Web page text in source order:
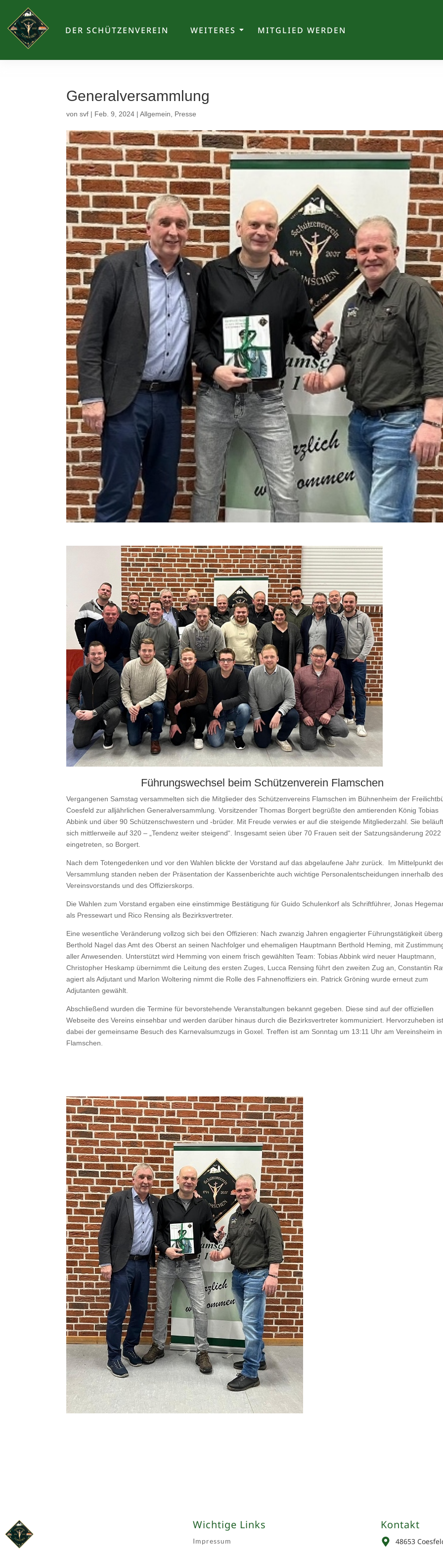
DER SCHÜTZENVEREIN WEITERES MITGLIED WERDEN
Generalversammlung
vonsvf | Feb. 9, 2024 |Allgemein Presse
Führungswechsel beim Schützenverein Flamschen
Vergangenen Samstag versammelten sich die Mitglieder des Schützenvereins Flamschen im Bühnenheim der
Coesfeld zur alljährlichen Generalversammlung. Vorsitzender Thomas Borgert begrüßte den amtierenden König Tobias
Abbink und über 90 Schützenschwestern und -brüder. Mit Freude verwies er auf die steigende Mitgliederzahl. Sie beläuft
sich mittlerweile auf 320 – „Tendenz weiter steigend“. Insgesamt seien über 70 Frauen seit der Satzungsänderung 2022
eingetreten, so Borgert.
Nach dem Totengedenken und vor den Wahlen blickte der Vorstand auf das abgelaufene Jahr zurück. Im Mittelpunkt
Versammlung standen neben der Präsentation der Kassenberichte auch wichtige Personalentscheidungen innerhalb des
Vereinsvorstands und des Offizierskorps.
Die Wahlen zum Vorstand ergaben eine einstimmige Bestätigung für Guido Schulenkorf als Schriftführer, Jonas
als Pressewart und Rico Rensing als Bezirksvertreter.
Eine wesentliche Veränderung vollzog sich bei den Offizieren: Nach zwanzig Jahren engagierter Führungstätigkeit
Berthold Nagel das Amt des Oberst an seinen Nachfolger und ehemaligen Hauptmann Berthold Heming, mit
aller Anwesenden. Unterstützt wird Hemming von einem frisch gewählten Team: Tobias Abbink wird neuer Hauptmann,
Christopher Heskamp übernimmt die Leitung des ersten Zuges, Lucca Rensing führt den zweiten Zug an, Constantin
agiert als Adjutant und Marlon Woltering nimmt die Rolle des Fahnenoffiziers ein. Patrick Gröning wurde erneut zum
Adjutanten gewählt.
Abschließend wurden die Termine für bevorstehende Veranstaltungen bekannt gegeben. Diese sind auf der offiziellen
Webseite des Vereins einsehbar und werden darüber hinaus durch die Bezirksvertreter kommuniziert. Hervorzuheben ist
dabei der gemeinsame Besuch des Karnevalsumzugs in Goxel. Treffen ist am Sonntag um 13:11 Uhr am Vereinsheim in
Flamschen.
Wichtige Links
Impressum
Kontakt
48653